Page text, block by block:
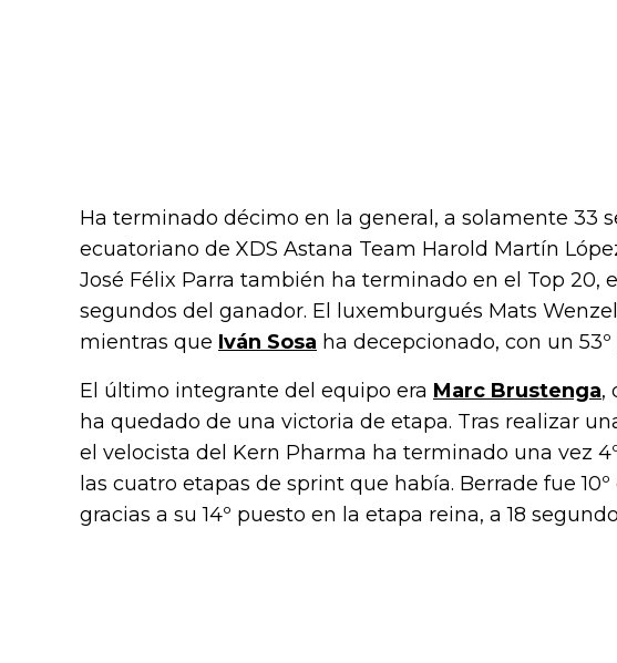
Ha terminado décimo en la general, a solamente 33
ecuatoriano de XDS Astana Team Harold Martín
José Félix Parra también ha terminado en el Top 20,
segundos del ganador. El luxemburgués Mats Wenzel
mientras que Iván Sosa ha decepcionado, con un 53º
El último integrante del equipo era Marc Brustenga,
ha quedado de una victoria de etapa. Tras realizar
el velocista del Kern Pharma ha terminado una vez 4º,
las cuatro etapas de sprint que había. Berrade fue
gracias a su 14º puesto en la etapa reina, a 18